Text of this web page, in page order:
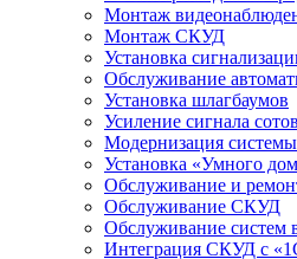
Монтаж
Монтаж СКУД
Установка
Обслуживание
Установка шлагбаумов
Усиление сигнала
Модернизация
Установка «Умного
Обслуживание и
Обслуживание СКУД
Обслуживание систем
Интеграция СКУД с